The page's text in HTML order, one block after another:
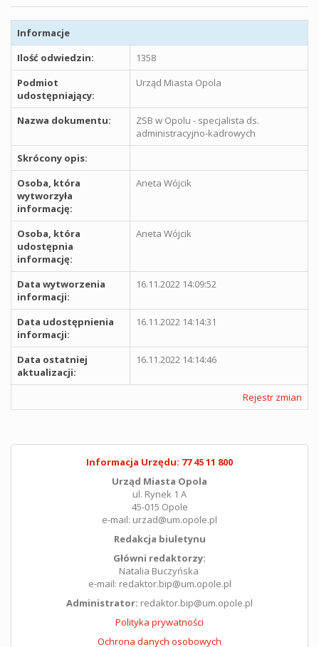
Informacje
Ilość odwiedzin:
1358
Podmiot
udostępniający:
Urząd Miasta Opola
Nazwa dokumentu:
ZSB w Opolu - specjalista ds.
administracyjno-kadrowych
Skrócony opis:
Osoba, która
wytworzyła
informację:
Aneta Wójcik
Osoba, która
udostępnia
informację:
Aneta Wójcik
Data wytworzenia
informacji:
16.11.2022 14:09:52
Data udostępnienia
informacji:
16.11.2022 14:14:31
Data ostatniej
aktualizacji:
16.11.2022 14:14:46
Rejestr zmian
Informacja Urzędu: 77 45 11 800
Urząd Miasta Opola
ul. Rynek 1 A
45-015 Opole
e-mail: urzad@um.opole.pl
Redakcja biuletynu
Główni redaktorzy:
Natalia Buczyńska
e-mail: redaktor.bip@um.opole.pl
Administrator: redaktor.bip@um.opole.pl
Polityka prywatności
Ochrona danych osobowych